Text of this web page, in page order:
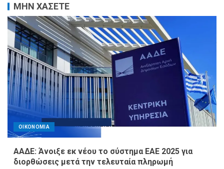
ΜΗΝ ΧΑΣΕΤΕ
ΟΙΚΟΝΟΜΙΑ
ΑΑΔΕ: Άνοιξε εκ νέου το σύστημα ΕΑΕ 2025 για
διορθώσεις μετά την τελευταία πληρωμή